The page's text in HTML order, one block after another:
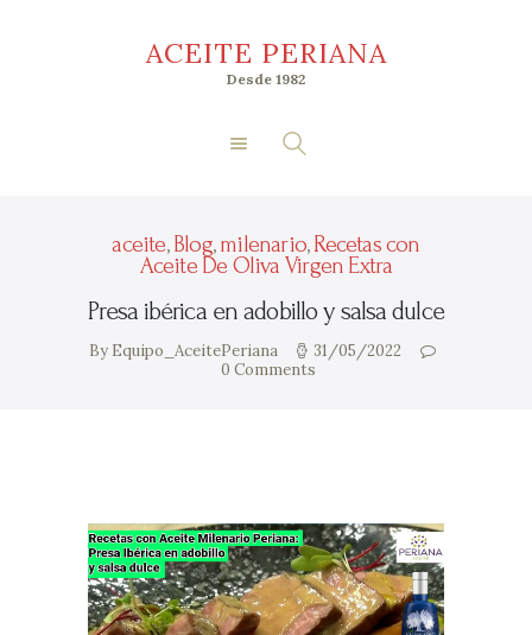
ACEITE PERIANA
Desde 1982
aceite,Blog,milenario,Recetas con
Aceite De Oliva Virgen Extra
Presa ibérica en adobillo y salsa dulce
By Equipo_AceitePeriana
31/05/2022
0 Comments
ACEITE PERIANA
Acceder